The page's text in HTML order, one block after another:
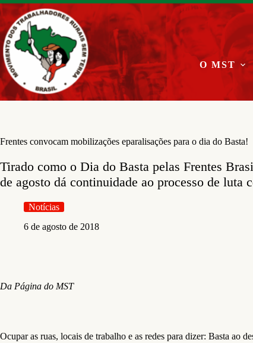
Pular
para
o
conteúdo
O MST
Frentes convocam mobilizações eparalisações para o dia do Basta!
Tirado como o Dia do Basta pelas Frentes
de agosto dá continuidade ao processo de luta
Notícias
6 de agosto de 2018
Da Página do MST
Ocupar as ruas, locais de trabalho e as redes para dizer: Basta ao